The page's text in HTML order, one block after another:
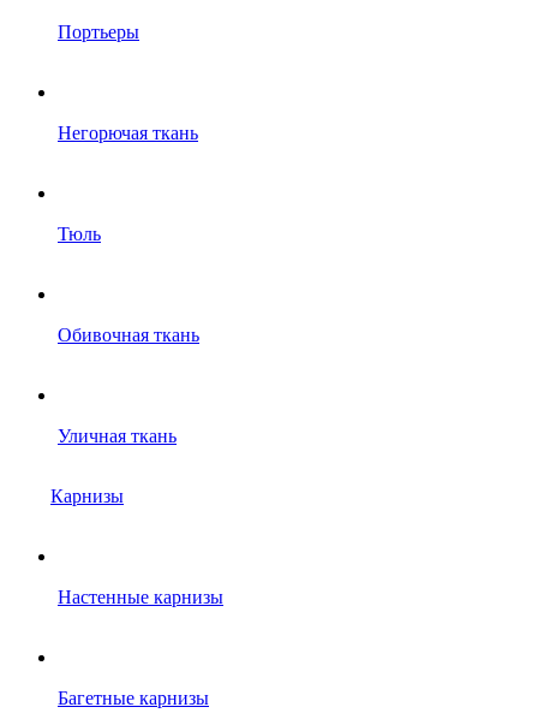
Портьеры
Негорючая ткань
Тюль
Обивочная ткань
Уличная ткань
Карнизы
Настенные карнизы
Багетные карнизы